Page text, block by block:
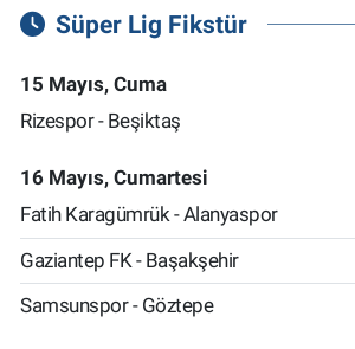
Süper Lig Fikstür
15 Mayıs, Cuma
Rizespor - Beşiktaş
16 Mayıs, Cumartesi
Fatih Karagümrük - Alanyaspor
Gaziantep FK - Başakşehir
Samsunspor - Göztepe